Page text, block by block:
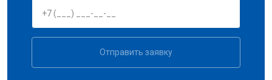
Отправить заявку